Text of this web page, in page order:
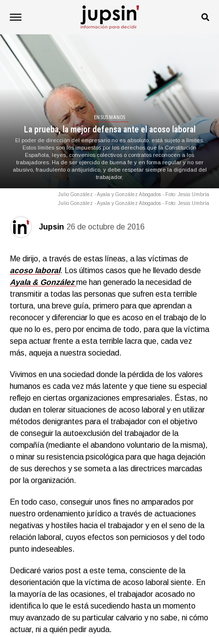
EN SUS MANOS
La prueba, la mejor defensa ante el acoso laboral
El poder de dirección del empresario no es absoluto, está sujeto a límites.
Estos límites son los impuestos por los derechos que la Constitución
Española, leyes, convenios colectivos o contratos reconocen a los
trabajadores. Ha de ser ejercido de buena fe y en forma regular y no ser
abusivo, fraudulento o antijurídico, y debe respetar siempre la dignidad del
trabajador.
Julio González - Ayala y González Abogados - Foto: Jesús Umbría
Julio González - Ayala y González Abogados - Foto: Jesús Umbría
Jupsin 26 de octubre de 2016
Me dirijo, a través de estas líneas, a las víctimas de
acoso laboral. Los últimos casos que he llevado desde
Ayala & González me han generado la necesidad de
transmitir a todas las personas que sufren esta terrible
tortura, una breve guía, primero para que aprendan a
reconocer y diferenciar lo que es acoso en el trabajo de lo
que no lo es, pero por encima de todo, para que la víctima
sepa actuar frente a esta terrible lacra que, cada vez
más, aqueja a nuestra sociedad.
Vivimos en una sociedad donde la pérdida de los valores
humanos es cada vez más latente y que tiene su especial
reflejo en ciertas organizaciones empresariales. Éstas, no
dudan en tolerar situaciones de acoso laboral y en utilizar
métodos denigrantes para el trabajador con el objetivo
de conseguir la autoexclusión del trabajador de la
compañía (mediante el abandono voluntario de la misma),
o minar su resistencia psicológica para que haga dejación
de sus derechos y se someta a las directrices marcadas
por la organización.
En todo caso, conseguir unos fines no amparados por
nuestro ordenamiento jurídico a través de actuaciones
negativas y hostiles hacia el trabajador y en el seno de la
relación laboral, cuyos efectos son perniciosos y del todo
punto indeseables.
Dedicaré varios post a este tema, consciente de la
desorientación que la víctima de acoso laboral siente. En
la mayoría de las ocasiones, el trabajador acosado no
identifica lo que le está sucediendo hasta un momento
muy avanzado de su particular calvario y no sabe, ni cómo
actuar, ni a quién pedir ayuda.